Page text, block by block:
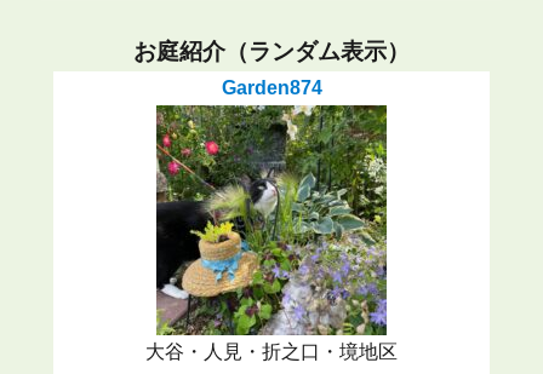
お庭紹介（ランダム表示）
Garden874
大谷・人見・折之口・境地区